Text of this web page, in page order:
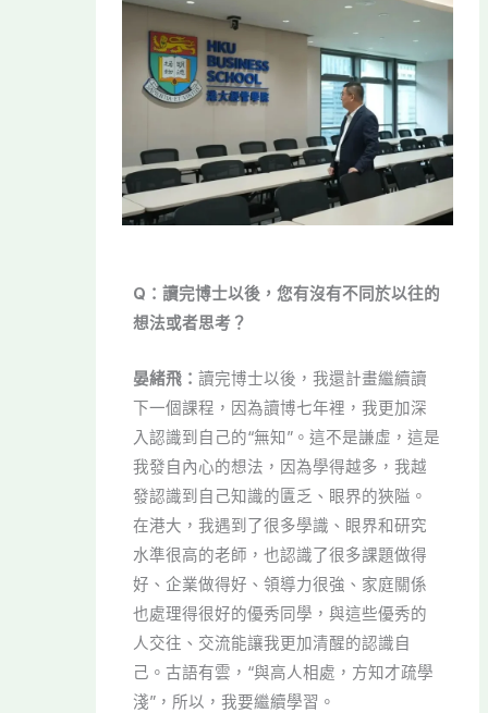
Q：讀完博士以後，您有沒有不同於以往的
想法或者思考？
晏緒飛：讀完博士以後，我還計畫繼續讀
下一個課程，因為讀博七年裡，我更加深
入認識到自己的“無知”。這不是謙虛，這是
我發自內心的想法，因為學得越多，我越
發認識到自己知識的匱乏、眼界的狹隘。
在港大，我遇到了很多學識、眼界和研究
水準很高的老師，也認識了很多課題做得
好、企業做得好、領導力很強、家庭關係
也處理得很好的優秀同學，與這些優秀的
人交往、交流能讓我更加清醒的認識自
己。古語有雲，“與高人相處，方知才疏學
淺”，所以，我要繼續學習。